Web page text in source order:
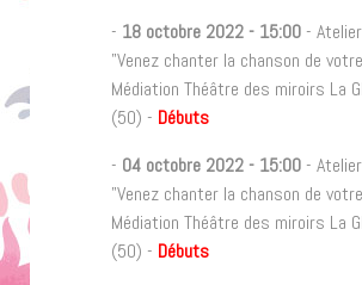
- 18 octobre 2022 - 15:00 -
"Venez chanter la chanson de
Médiation Théâtre des miroirs La
(50) - Débuts
- 04 octobre 2022 - 15:00 -
"Venez chanter la chanson de
Médiation Théâtre des miroirs La
(50) - Débuts